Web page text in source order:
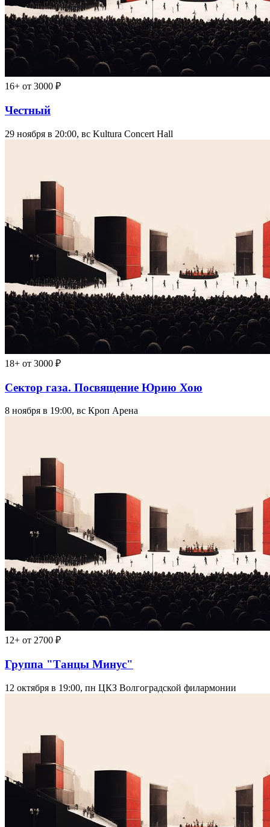
16+ от 3000 ₽
Честный
29 ноября в 20:00, вс Kultura Concert Hall
18+ от 3000 ₽
Сектор газа. Посвящение Юрию Хою
8 ноября в 19:00, вс Кроп Арена
12+ от 2700 ₽
Группа "Танцы Минус"
12 октября в 19:00, пн ЦКЗ Волгоградской филармонии